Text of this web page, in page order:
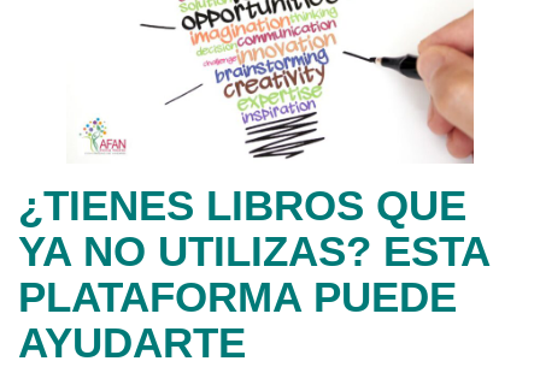
¿TIENES LIBROS QUE
YA NO UTILIZAS? ESTA
PLATAFORMA PUEDE
AYUDARTE